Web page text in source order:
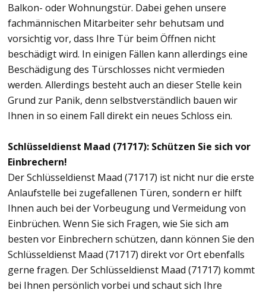
Balkon- oder Wohnungstür. Dabei gehen unsere
fachmännischen Mitarbeiter sehr behutsam und
vorsichtig vor, dass Ihre Tür beim Öffnen nicht
beschädigt wird. In einigen Fällen kann allerdings eine
Beschädigung des Türschlosses nicht vermieden
werden. Allerdings besteht auch an dieser Stelle kein
Grund zur Panik, denn selbstverständlich bauen wir
Ihnen in so einem Fall direkt ein neues Schloss ein.
Schlüsseldienst Maad (71717): Schützen Sie sich vor
Einbrechern!
Der Schlüsseldienst Maad (71717) ist nicht nur die erste
Anlaufstelle bei zugefallenen Türen, sondern er hilft
Ihnen auch bei der Vorbeugung und Vermeidung von
Einbrüchen. Wenn Sie sich Fragen, wie Sie sich am
besten vor Einbrechern schützen, dann können Sie den
Schlüsseldienst Maad (71717) direkt vor Ort ebenfalls
gerne fragen. Der Schlüsseldienst Maad (71717) kommt
bei Ihnen persönlich vorbei und schaut sich Ihre